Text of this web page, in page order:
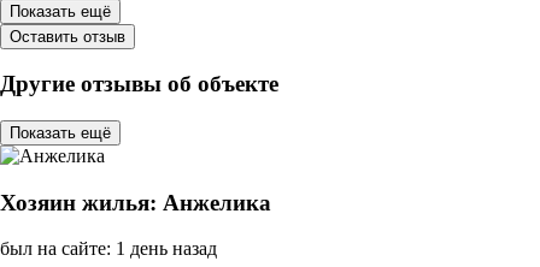
Показать ещё
Оставить отзыв
Другие отзывы об объекте
Показать ещё
Хозяин жилья: Анжелика
был на сайте: 1 день назад